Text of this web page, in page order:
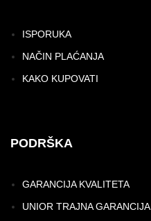
ISPORUKA
NAČIN PLAĆANJA
KAKO KUPOVATI
PODRŠKA
GARANCIJA KVALITETA
UNIOR TRAJNA GARANCIJA